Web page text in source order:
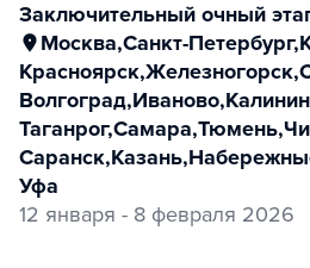
заключительный очный
Москва,Санкт-Петербург,
Красноярск,Железногорск,
Волгоград,Иваново,
Таганрог,Самара,Тюмень,
Саранск,Казань,
Уфа
12 января - 8 февраля 2026